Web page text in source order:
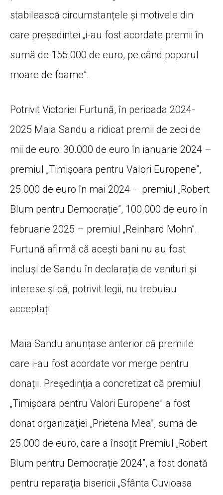
stabilească circumstanțele și motivele din
care președintei „i-au fost acordate premii în
sumă de 155.000 de euro, pe când poporul
moare de foame”.
Potrivit Victoriei Furtună, în perioada 2024-
2025 Maia Sandu a ridicat premii de zeci de
mii de euro: 30.000 de euro în ianuarie 2024 –
premiul „Timișoara pentru Valori Europene”,
25.000 de euro în mai 2024 – premiul „Robert
Blum pentru Democrație”, 100.000 de euro în
februarie 2025 – premiul „Reinhard Mohn”.
Furtună afirmă că acești bani nu au fost
incluși de Sandu în declarația de venituri și
interese și că, potrivit legii, nu trebuiau
acceptați.
Maia Sandu anunțase anterior că premiile
care i-au fost acordate vor merge pentru
donații. Președinția a concretizat că premiul
„Timișoara pentru Valori Europene” a fost
donat organizației „Prietena Mea”, suma de
25.000 de euro, care a însoțit Premiul „Robert
Blum pentru Democrație 2024”, a fost donată
pentru reparația bisericii „Sfânta Cuvioasa